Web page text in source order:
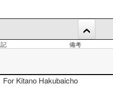
備考
For Kitano Hakubaicho